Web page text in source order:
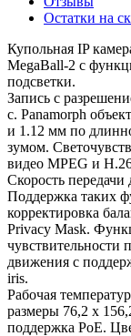
Остатки на
Купольная IP
MegaBall-2 с
подсветки.
Запись с
с. Panamorph
и 1.12 мм по
зумом.
видео MPEG и
Скорость
Поддержка таких
корректировка
Privacy Mask.
чувствительности
движения с
iris.
Рабочая
размеры 76,2 х
поддержка PoE.